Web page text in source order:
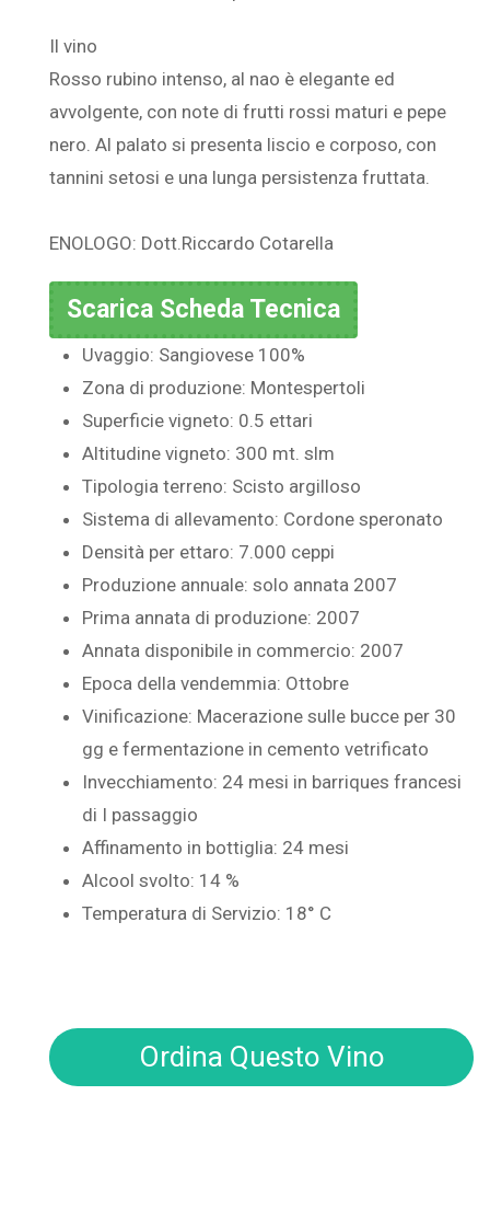
Il vino
Rosso rubino intenso, al nao è elegante ed
avvolgente, con note di frutti rossi maturi e pepe
nero. Al palato si presenta liscio e corposo, con
tannini setosi e una lunga persistenza fruttata.
ENOLOGO: Dott.Riccardo Cotarella
Scarica Scheda Tecnica
Uvaggio: Sangiovese 100%
Zona di produzione: Montespertoli
Superficie vigneto: 0.5 ettari
Altitudine vigneto: 300 mt. slm
Tipologia terreno: Scisto argilloso
Sistema di allevamento: Cordone speronato
Densità per ettaro: 7.000 ceppi
Produzione annuale: solo annata 2007
Prima annata di produzione: 2007
Annata disponibile in commercio: 2007
Epoca della vendemmia: Ottobre
Vinificazione: Macerazione sulle bucce per 30
gg e fermentazione in cemento vetrificato
Invecchiamento: 24 mesi in barriques francesi
di I passaggio
Affinamento in bottiglia: 24 mesi
Alcool svolto: 14 %
Temperatura di Servizio: 18° C
Ordina Questo Vino